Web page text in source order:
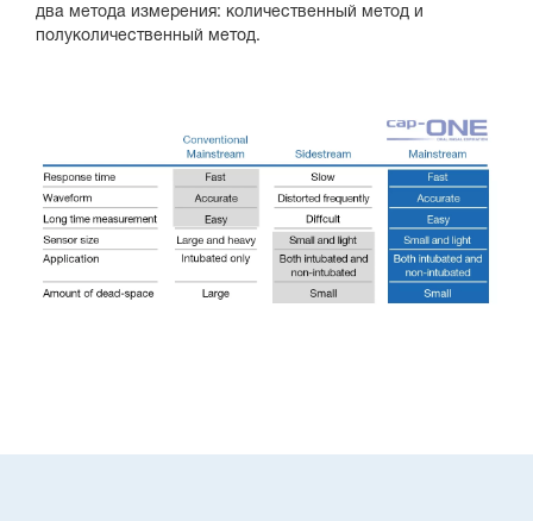
два метода измерения: количественный метод и
полуколичественный метод.